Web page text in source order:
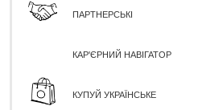
ПАРТНЕРСЬКІ
КАР'ЄРНИЙ НАВІГАТОР
КУПУЙ УКРАЇНСЬКЕ